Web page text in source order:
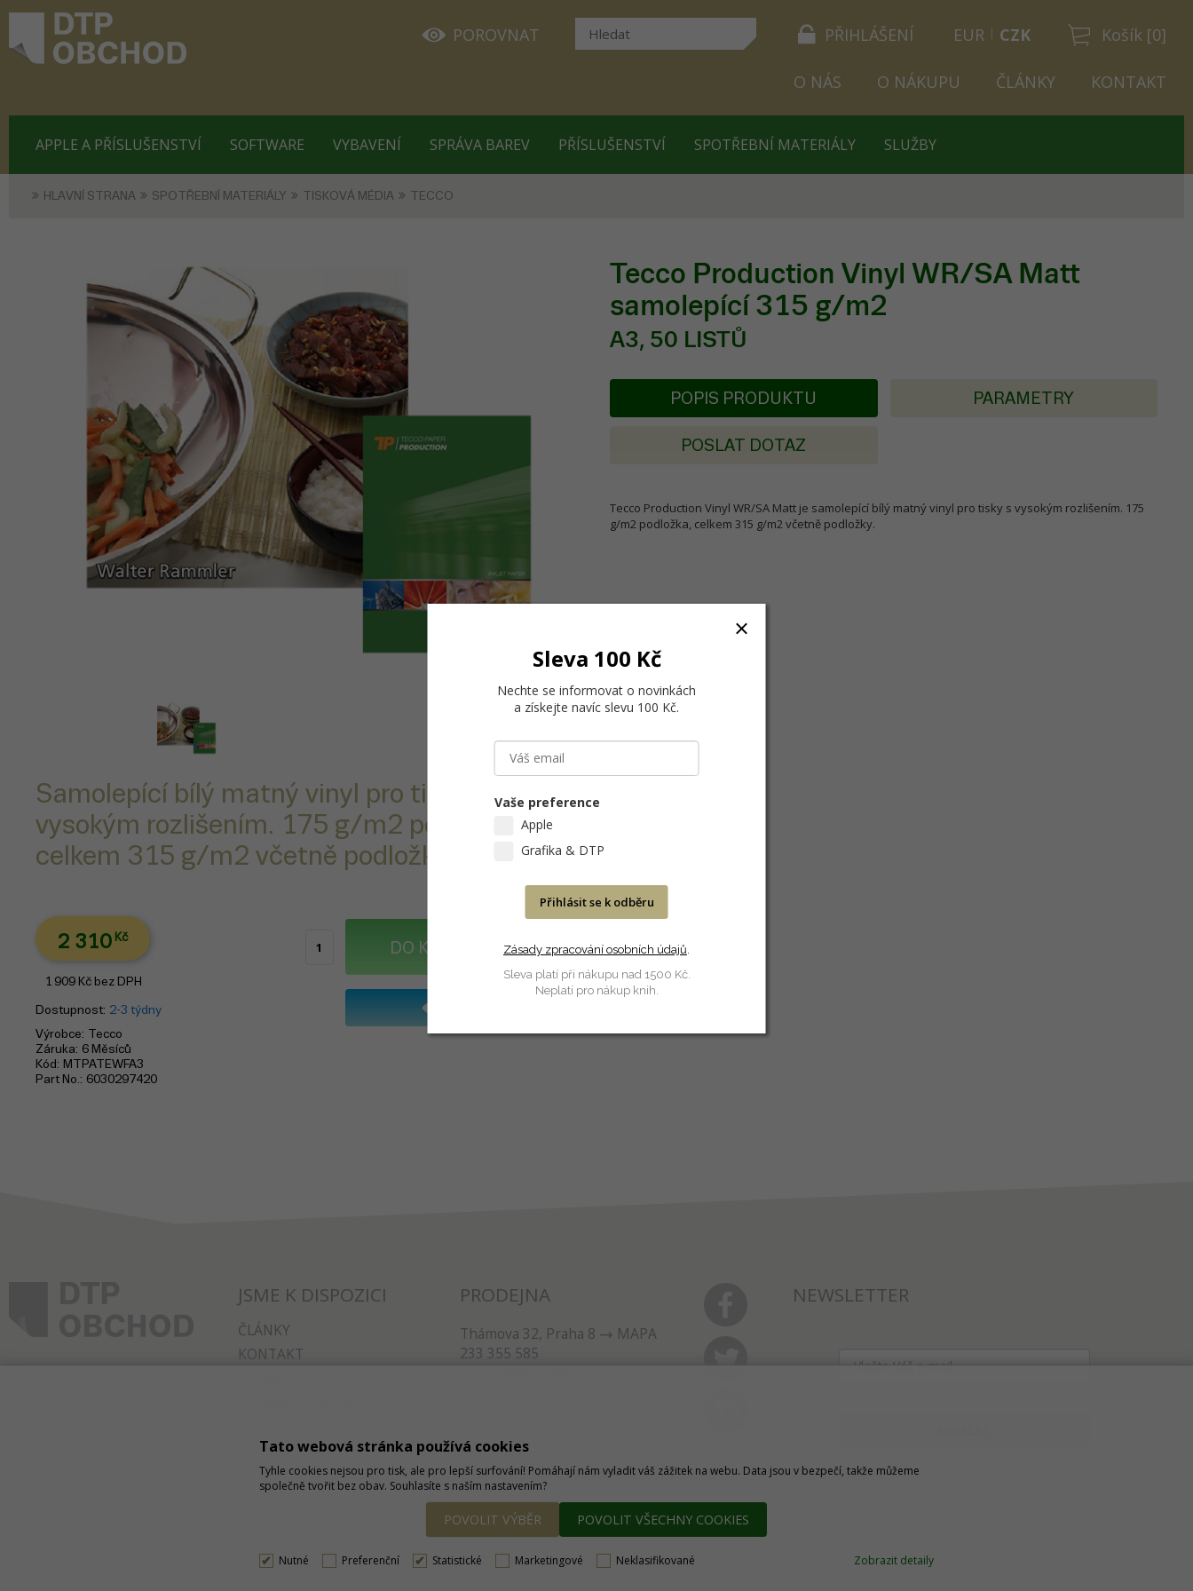
PŘIHLÁŠENÍ Košík [0]
POROVNAT EUR CZK
O NÁS O NÁKUPU ČLÁNKY KONTAKT
APPLE A PŘÍSLUŠENSTVÍ SOFTWARE VYBAVENÍ SPRÁVA BAREV PŘÍSLUŠENSTVÍ SPOTŘEBNÍ MATERIÁLY SLUŽBY
HLAVNÍ STRANA SPOTŘEBNÍ MATERIÁLY TISKOVÁ MÉDIA TECCO
Tecco Production Vinyl WR/SA Matt
samolepící 315 g/m2
A3, 50 LISTŮ
Samolepící bílý matný vinyl pro tisky s
vysokým rozlišením. 175 g/m2 podložka,
celkem 315 g/m2 včetně podložky.
2 310 Kč
1 909 Kč bez DPH
Dostupnost 2-3 týdny
Výrobce Tecco
Záruka 6 Měsíců
Kód
MTPATEWFA3
Part No. 6030297420
DO KOŠÍKU
POPIS PRODUKTU PARAMETRY
POSLAT DOTAZ
Tecco Production Vinyl WR/SA Matt je samolepící bílý matný vinyl pro tisky s vysokým rozlišením. 175
g/m2 podložka, celkem 315 g/m2 včetně podložky.
JSME K DISPOZICI
ČLÁNKY
KONTAKT
PRODEJNA
Thámova 32, Praha 8
MAPA
233 355 585
NEWSLETTER
Tato webová stránka používá cookies
Tyhle cookies nejsou pro tisk, ale pro lepší surfování! Pomáhají nám vyladit váš zážitek na webu. Data jsou v bezpečí, takže můžeme
společně tvořit bez obav. Souhlasíte s naším nastavením?
POVOLIT VÝBĚR POVOLIT VŠECHNY COOKIES
Nutné Preferenční Statistické Marketingové Neklasifikované Zobrazit detaily
Sleva 100 Kč
Nechte se informovat o novinkách
a získejte navíc slevu 100 Kč.
Vaše preference
Apple
Grafika & DTP
Přihlásit se k odběru
Zásady zpracování osobních údajů.
Sleva platí při nákupu nad 1500 Kč.
Neplatí pro nákup knih.